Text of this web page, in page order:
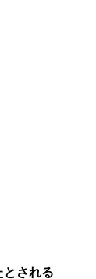
とされる